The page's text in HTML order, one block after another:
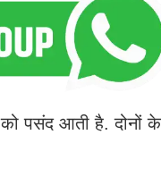
पसंद आती है. दोनों के